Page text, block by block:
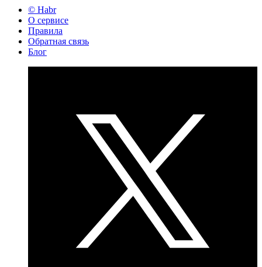
© Habr
О сервисе
Правила
Обратная связь
Блог